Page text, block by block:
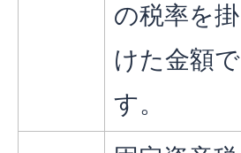
の税率を掛
けた金額で
す。